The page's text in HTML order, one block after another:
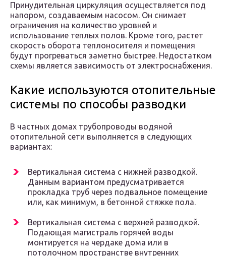
Принудительная циркуляция осуществляется под
напором, создаваемым насосом. Он снимает
ограничения на количество уровней и
использование теплых полов. Кроме того, растет
скорость оборота теплоносителя и помещения
будут прогреваться заметно быстрее. Недостатком
схемы является зависимость от электроснабжения.
Какие используются отопительные
системы по способы разводки
В частных домах трубопроводы водяной
отопительной сети выполняется в следующих
вариантах:
Вертикальная система с нижней разводкой.
Данным вариантом предусматривается
прокладка труб через подвальное помещение
или, как минимум, в бетонной стяжке пола.
Вертикальная система с верхней разводкой.
Подающая магистраль горячей воды
монтируется на чердаке дома или в
потолочном пространстве внутренних